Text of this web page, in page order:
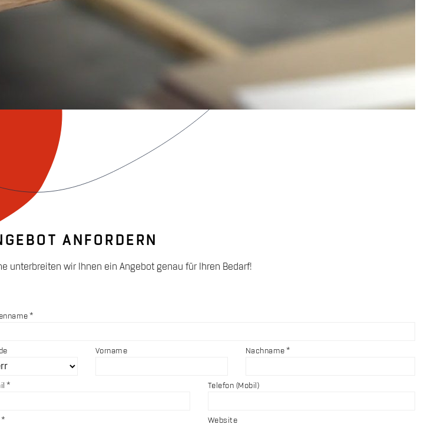
ANFORDERN
unterbreiten wir Ihnen ein Angebot genau für Ihren Bedarf!
Vorname Nachname
Telefon (Mobil)
Website